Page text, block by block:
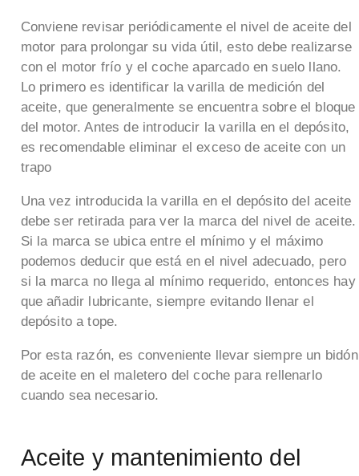
Conviene revisar periódicamente el nivel de aceite del
motor para prolongar su vida útil, esto debe realizarse
con el motor frío y el coche aparcado en suelo llano.
Lo primero es identificar la varilla de medición del
aceite, que generalmente se encuentra sobre el bloque
del motor. Antes de introducir la varilla en el depósito,
es recomendable eliminar el exceso de aceite con un
trapo
Una vez introducida la varilla en el depósito del aceite
debe ser retirada para ver la marca del nivel de aceite.
Si la marca se ubica entre el mínimo y el máximo
podemos deducir que está en el nivel adecuado, pero
si la marca no llega al mínimo requerido, entonces hay
que añadir lubricante, siempre evitando llenar el
depósito a tope.
Por esta razón, es conveniente llevar siempre un bidón
de aceite en el maletero del coche para rellenarlo
cuando sea necesario.
Aceite y mantenimiento del